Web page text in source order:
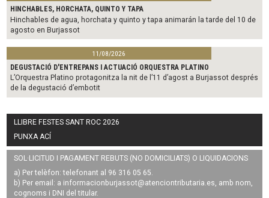
HINCHABLES, HORCHATA, QUINTO Y TAPA
Hinchables de agua, horchata y quinto y tapa animarán la tarde del 10 de
agosto en Burjassot
11/08/2026
DEGUSTACIÓ D'ENTREPANS I ACTUACIÓ ORQUESTRA PLATINO
L’Orquestra Platino protagonitza la nit de l’11 d’agost a Burjassot després
de la degustació d’embotit
LLIBRE FESTES SANT ROC 2026
PUNXA ACÍ
SOL·LICITUD I PAGAMENT REBUTS (NO DOMICILIATS) O LIQUIDACIONS
a) Per telèfon: telefonant al 96 316 05 65.
b) Per email: a informacionburjassot@atenciontributaria.es, amb nom,
cognoms i DNI del titular.